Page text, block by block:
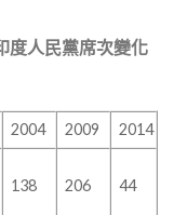
度人民黨席次變化
2004 2009
2014
138 206 44